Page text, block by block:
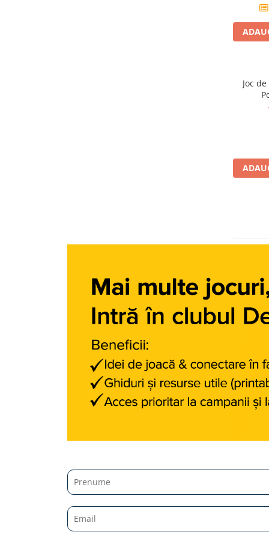
Colectiile Panini
Animale din Salbaticie
Colectia Barbie Jocul de-a Moda
Colectia insecte din lumea
Pe urmele dinozaurilor
Camera copilului
Joc